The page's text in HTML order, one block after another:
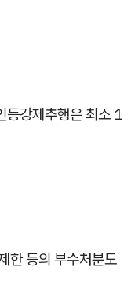
등강제추행은 최소 1
한 등의 부수처분도